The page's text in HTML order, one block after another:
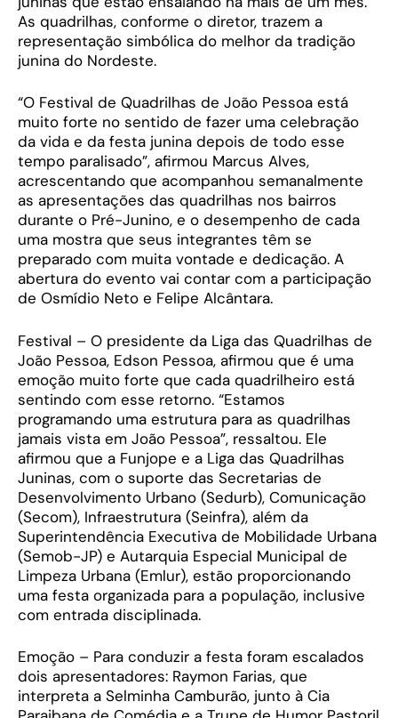
As quadrilhas, conforme o diretor, trazem a
representação simbólica do melhor da tradição
junina do Nordeste.
“O Festival de Quadrilhas de João Pessoa está
muito forte no sentido de fazer uma celebração
da vida e da festa junina depois de todo esse
tempo paralisado”, afirmou Marcus Alves,
acrescentando que acompanhou semanalmente
as apresentações das quadrilhas nos bairros
durante o Pré-Junino, e o desempenho de cada
uma mostra que seus integrantes têm se
preparado com muita vontade e dedicação. A
abertura do evento vai contar com a participação
de Osmídio Neto e Felipe Alcântara.
Festival – O presidente da Liga das Quadrilhas de
João Pessoa, Edson Pessoa, afirmou que é uma
emoção muito forte que cada quadrilheiro está
sentindo com esse retorno. “Estamos
programando uma estrutura para as quadrilhas
jamais vista em João Pessoa”, ressaltou. Ele
afirmou que a Funjope e a Liga das Quadrilhas
Juninas, com o suporte das Secretarias de
Desenvolvimento Urbano (Sedurb), Comunicação
(Secom), Infraestrutura (Seinfra), além da
Superintendência Executiva de Mobilidade Urbana
(Semob-JP) e Autarquia Especial Municipal de
Limpeza Urbana (Emlur), estão proporcionando
uma festa organizada para a população, inclusive
com entrada disciplinada.
Emoção – Para conduzir a festa foram escalados
dois apresentadores: Raymon Farias, que
interpreta a Selminha Camburão, junto à Cia